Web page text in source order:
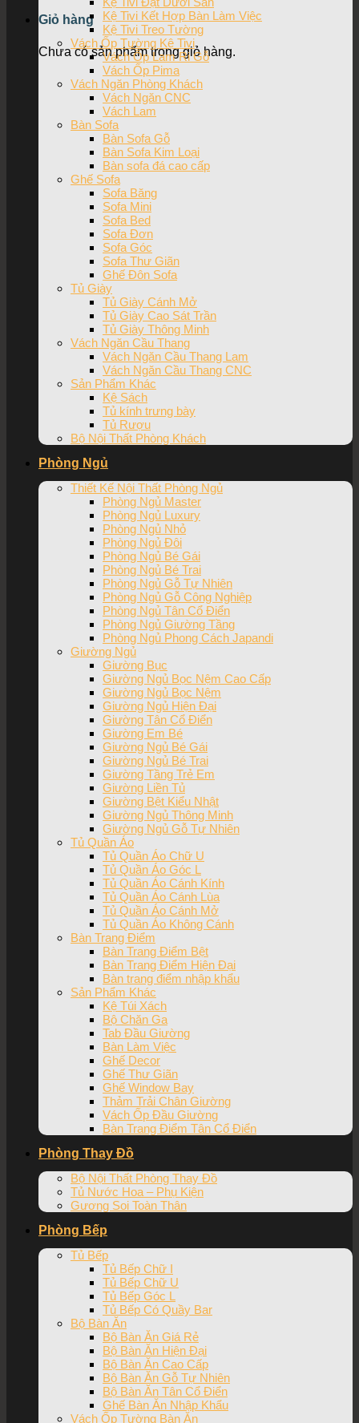
Giỏ hàng
Chưa có sản phẩm trong giỏ hàng.
Kệ Tivi Kết Hợp Bàn Làm Việc
Kệ Tivi Treo Tường
Vách Ốp Tường Kệ Tivi
Vách Ốp Lam Ri Gỗ
Vách Ốp Pima
Vách Ngăn Phòng Khách
Vách Ngăn CNC
Vách Lam
Bàn Sofa
Bàn Sofa Gỗ
Bàn Sofa Kim Loại
Bàn sofa đá cao cấp
Ghế Sofa
Sofa Băng
Sofa Mini
Sofa Bed
Sofa Đơn
Sofa Góc
Sofa Thư Giãn
Ghế Đôn Sofa
Tủ Giày
Tủ Giày Cánh Mở
Tủ Giày Cao Sát Trần
Tủ Giày Thông Minh
Vách Ngăn Cầu Thang
Vách Ngăn Cầu Thang Lam
Vách Ngăn Cầu Thang CNC
Sản Phẩm Khác
Kệ Sách
Tủ kính trưng bày
Tủ Rượu
Bộ Nội Thất Phòng Khách
Phòng Ngủ
Thiết Kế Nội Thất Phòng Ngủ
Phòng Ngủ Master
Phòng Ngủ Luxury
Phòng Ngủ Nhỏ
Phòng Ngủ Đôi
Phòng Ngủ Bé Gái
Phòng Ngủ Bé Trai
Phòng Ngủ Gỗ Tự Nhiên
Phòng Ngủ Gỗ Công Nghiệp
Phòng Ngủ Tân Cổ Điển
Phòng Ngủ Giường Tầng
Phòng Ngủ Phong Cách Japandi
Giường Ngủ
Giường Bục
Giường Ngủ Bọc Nệm Cao Cấp
Giường Ngủ Bọc Nệm
Giường Ngủ Hiện Đại
Giường Tân Cổ Điển
Giường Em Bé
Giường Ngủ Bé Gái
Giường Ngủ Bé Trai
Giường Tầng Trẻ Em
Giường Liền Tủ
Giường Bệt Kiểu Nhật
Giường Ngủ Thông Minh
Giường Ngủ Gỗ Tự Nhiên
Tủ Quần Áo
Tủ Quần Áo Chữ U
Tủ Quần Áo Góc L
Tủ Quần Áo Cánh Kính
Tủ Quần Áo Cánh Lùa
Tủ Quần Áo Cánh Mở
Tủ Quần Áo Không Cánh
Bàn Trang Điểm
Bàn Trang Điểm Bệt
Bàn Trang Điểm Hiện Đại
Bàn trang điểm nhập khẩu
Sản Phẩm Khác
Kệ Túi Xách
Bộ Chăn Ga
Tab Đầu Giường
Bàn Làm Việc
Ghế Decor
Ghế Thư Giãn
Ghế Window Bay
Thảm Trải Chân Giường
Vách Ốp Đầu Giường
Bàn Trang Điểm Tân Cổ Điển
Phòng Thay Đồ
Bộ Nội Thất Phòng Thay Đồ
Tủ Nước Hoa – Phụ Kiện
Gương Soi Toàn Thân
Phòng Bếp
Tủ Bếp
Tủ Bếp Chữ I
Tủ Bếp Chữ U
Tủ Bếp Góc L
Tủ Bếp Có Quầy Bar
Bộ Bàn Ăn
Bộ Bàn Ăn Giá Rẻ
Bộ Bàn Ăn Hiện Đại
Bộ Bàn Ăn Cao Cấp
Bộ Bàn Ăn Gỗ Tự Nhiên
Bộ Bàn Ăn Tân Cổ Điển
Ghế Bàn Ăn Nhập Khẩu
Vách Ốp Tường Bàn Ăn